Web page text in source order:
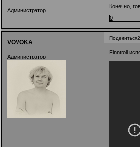
Администратор
Конечно,
0
Поделиться
VOVOKA
Администратор
Finntroll